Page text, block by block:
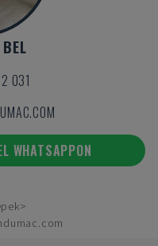
031
WHATSAPPON